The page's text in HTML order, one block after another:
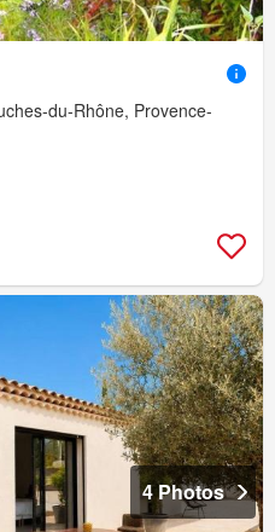
du-Rhône, Provence-
4 Photos